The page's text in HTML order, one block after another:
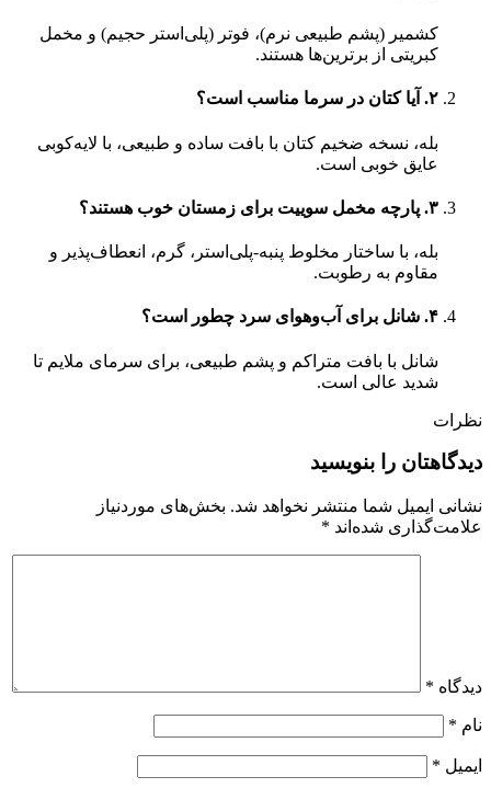
کشمیر (پشم طبیعی نرم)، فوتر (پلی‌استر حجیم) و مخمل
کبریتی از برترین‌ها هستند.
۲. آیا کتان در سرما مناسب است؟
بله، نسخه ضخیم کتان با بافت ساده و طبیعی، با لایه‌کوبی
عایق خوبی است.
۳. پارچه‌ مخمل سوییت برای زمستان خوب هستند؟
بله، با ساختار مخلوط پنبه-پلی‌استر، گرم، انعطاف‌پذیر و
مقاوم به رطوبت.
۴. شانل برای آب‌وهوای سرد چطور است؟
شانل با بافت متراکم و پشم طبیعی، برای سرمای ملایم تا
شدید عالی است.
نظرات
دیدگاهتان را بنویسید
نشانی ایمیل شما منتشر نخواهد شد. بخش‌های موردنیاز
علامت‌گذاری شده‌اند *
دیدگاه *
نام *
ایمیل *